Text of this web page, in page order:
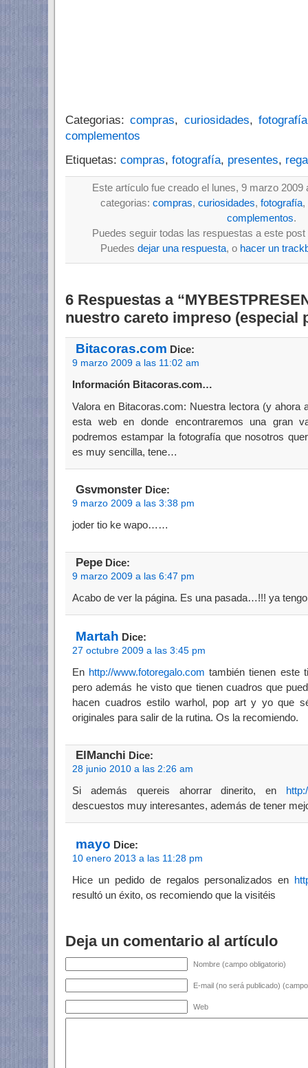
Categorias:compras, curiosidades, fotografía
complementos
Etiquetas: compras, fotografía, presentes,
Este artículo fue creado el lunes, 9 marzo 2009
categorias: compras, curiosidades, fotografía,
complementos.
Puedes seguir todas las respuestas a este
Puedes dejar una respuesta, o hacer un
6 Respuestas a
nuestro careto impreso (especial
Bitacoras.com Dice:
9 marzo 2009 a las 11:02 am
Información Bitacoras.com…
Valora en Bitacoras.com: Nuestra lectora (y ahora
esta web en donde encontraremos una gran
podremos estampar la fotografía que nosotros
es muy sencilla, tene…
Gsvmonster Dice:
9 marzo 2009 a las 3:38 pm
joder tio ke wapo……
Pepe Dice:
9 marzo 2009 a las 6:47 pm
Acabo de ver la página. Es una pasada…!!! ya
Martah Dice:
27 octubre 2009 a las 3:45 pm
En http://www.fotoregalo.com también tienen este
pero además he visto que tienen cuadros que
hacen cuadros estilo warhol, pop art y yo que
originales para salir de la rutina. Os la recomiendo.
ElManchi Dice:
28 junio 2010 a las 2:26 am
Si además quereis ahorrar dinerito, en
descuestos muy interesantes, además de tener
mayo Dice:
10 enero 2013 a las 11:28 pm
Hice un pedido de regalos personalizados en
resultó un éxito, os recomiendo que la visitéis
Deja un comentario al artículo
Nombre (campo obligatorio)
E-mail (no será publicado)
Web